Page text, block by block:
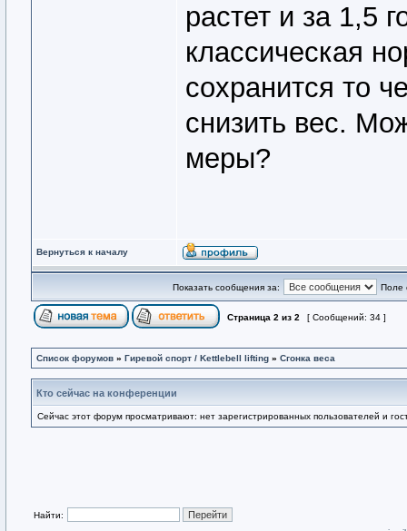
растет и за 1,5
классическая
сохранится то
снизить вес.
меры?
Вернуться к началу
Показать сообщения за: Поле
Страница 2 из 2 [ Сообщений: 34 ]
Список форумов » Гиревой спорт / Kettlebell lifting » Сгонка веса
Кто сейчас на конференции
Сейчас этот форум просматривают: нет зарегистрированных пользователей и
Найти: